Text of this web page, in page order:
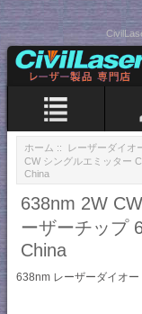
ホーム :: レーザーダイオ
CW シングルエミッター
China
638nm 2W
ーザーチップ
China
638nm レーザーダイオー